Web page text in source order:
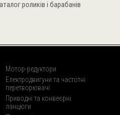
роликів і барабанів
Мотор-редуктори
Електродвигуни та частотні
перетворювачі
Приводні та конвеєрні
ланцюги